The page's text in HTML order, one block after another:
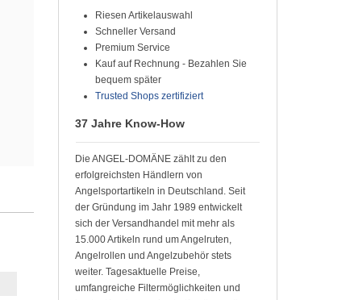
Riesen Artikelauswahl
Schneller Versand
Premium Service
Kauf auf Rechnung - Bezahlen Sie
bequem später
Trusted Shops zertifiziert
37 Jahre Know-How
Die ANGEL-DOMÄNE zählt zu den
erfolgreichsten Händlern von
Angelsportartikeln in Deutschland. Seit
der Gründung im Jahr 1989 entwickelt
sich der Versandhandel mit mehr als
15.000 Artikeln rund um Angelruten,
Angelrollen und Angelzubehör stets
weiter. Tagesaktuelle Preise,
umfangreiche Filtermöglichkeiten und